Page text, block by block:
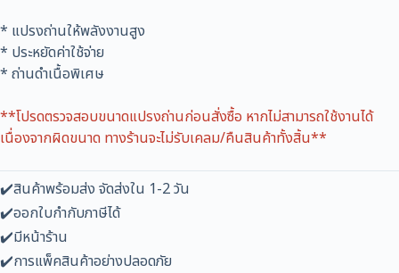
* แปรงถ่านให้พลังงานสูง
* ประหยัดค่าใช้จ่าย
* ถ่านดำเนื้อพิเศษ
**โปรดตรวจสอบขนาดแปรงถ่านก่อนสั่งซื้อ หากไม่สามารถใช้งานได้
เนื่องจากผิดขนาด ทางร้านจะไม่รับเคลม/คืนสินค้าทั้งสิ้น**
✔️สินค้าพร้อมส่ง จัดส่งใน 1-2 วัน
✔️ออกใบกำกับภาษีได้
✔️มีหน้าร้าน
✔️การแพ็คสินค้าอย่างปลอดภัย